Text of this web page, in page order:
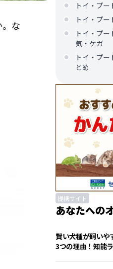
な
トイ・プ
トイ・プ
トイ・プ
気・ケガ
トイ・プ
とめ
提携サイト
あなたへの
賢い犬種が飼いや
3つの理由！知能